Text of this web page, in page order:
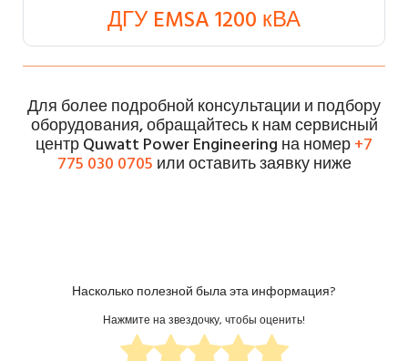
ДГУ EMSA 1200 кВА
Для более подробной консультации и подбору
оборудования, обращайтесь к нам сервисный
центр Quwatt Power Engineering на номер+7
775 030 0705 или оставить заявку ниже
Насколько полезной была эта информация?
Нажмите на звездочку, чтобы оценить!